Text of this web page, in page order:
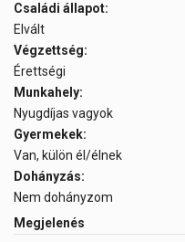
Családi állapot:
Elvált
Végzettség:
Érettségi
Munkahely:
Nyugdíjas vagyok
Gyermekek:
Van, külön él/élnek
Dohányzás:
Nem dohányzom
Megjelenés